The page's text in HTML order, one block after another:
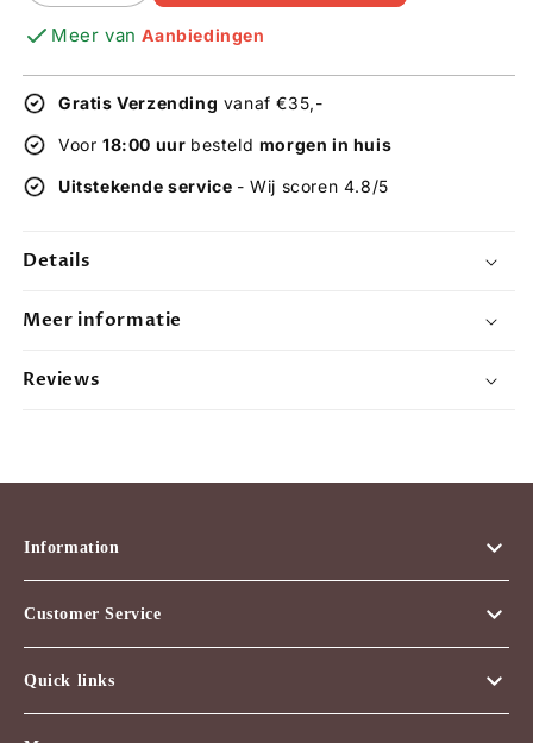
quantity
for
Moist
Curl
11.25oz
quantity
for
Moist
Curl
11.25oz
Meer vanAanbiedingen
Gratis Verzending vanaf €35,-
Voor 18:00 uur besteld morgen in huis
Uitstekende service - Wij scoren 4.8/5
Details
Meer informatie
Reviews
Information
Customer Service
Quick links